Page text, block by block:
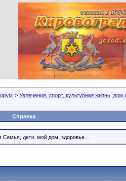
> Увлечения, спорт, культурная жизнь, дом
Справка
Семья, дети, мой дом, здоровье...